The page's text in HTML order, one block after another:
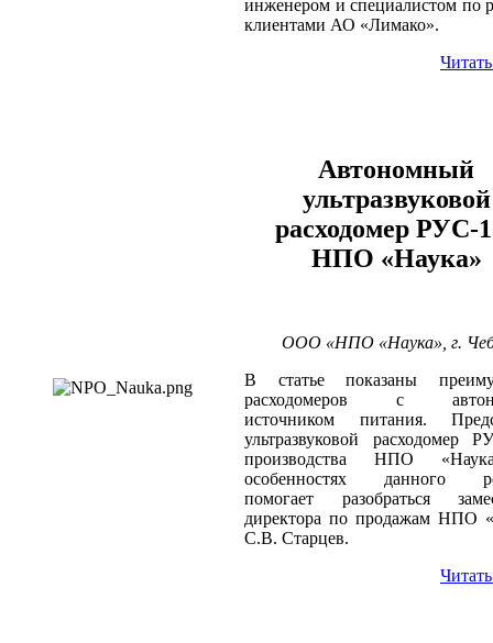
инженером и специалистом по
клиентами АО «Лимако».
Автономный
ультразвуковой
расходомер РУС-
НПО «Наука»
ООО «НПО «Наука», г.
В статье показаны
расходомеров с
источником питания.
ультразвуковой расходомер
производства НПО
особенностях данного
помогает разобраться
директора по продажам НПО
С.В. Старцев.